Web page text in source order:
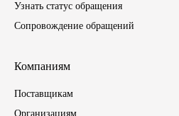
Автохимия
Материалы для ремонта
АКБ
Узнать статус обращения
Сопровождение обращений
Компаниям
Поставщикам
Организациям